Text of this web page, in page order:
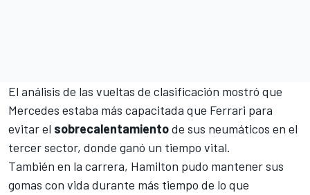
El análisis de las vueltas de clasificación mostró que
Mercedes estaba más capacitada que Ferrari para
evitar el sobrecalentamientode sus neumáticos en el
tercer sector, donde ganó un tiempo vital.
También en la carrera, Hamilton pudo mantener sus
gomas con vida durante más tiempo de lo que